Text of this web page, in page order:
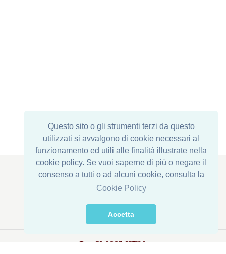
Questo sito o gli strumenti terzi da questo
utilizzati si avvalgono di cookie necessari al
funzionamento ed utili alle finalità illustrate nella
cookie policy. Se vuoi saperne di più o negare il
consenso a tutti o ad alcuni cookie, consulta la
Cookie Policy
Accetta
Legal Address : Via Corona di Ferro, 1
Establishment: Via della Transumanza, 61/63
76015 Trinitapoli (BT) - ITALY
Tel. +39 0883 631790